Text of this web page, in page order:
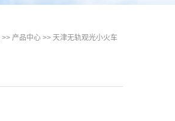
>> 产品中心 >> 天津无轨观光小火车